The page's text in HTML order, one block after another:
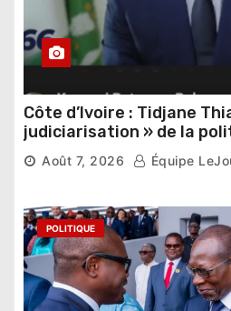
Côte d’Ivoire : Tidjane
judiciarisation » de la
poursuivre l’apaisement
Août 7, 2026 Équipe
POLITIQUE